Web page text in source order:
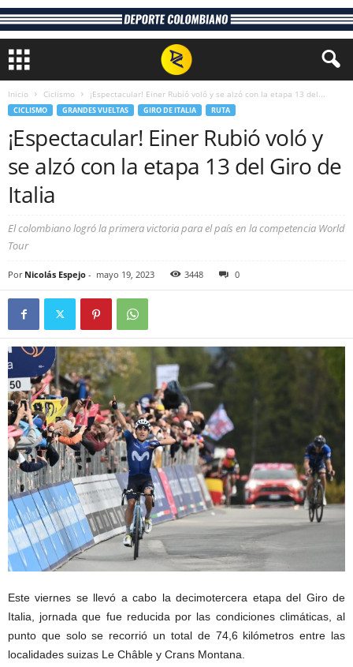
Inicio Ciclismo ¡Espectacular! Einer Rubió voló y se alzó con la etapa 13 del...
CICLISMO GRANDES VUELTAS GIRO DE ITALIA RUTA
¡Espectacular! Einer Rubió voló y
se alzó con la etapa 13 del Giro de
Italia
El colombiano logró la primera victoria para el país en la competencia World
Tour
Por Nicolás Espejo - mayo 19, 2023 3448 0
Este viernes se llevó a cabo la decimotercera etapa del Giro de
Italia, jornada que fue reducida por las condiciones climáticas, al
punto que solo se recorrió un total de 74,6 kilómetros entre las
localidades suizas Le Châble y Crans Montana.